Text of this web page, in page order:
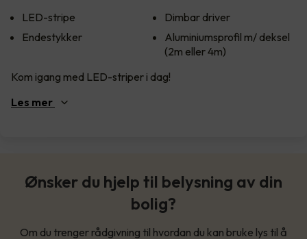
LED-stripe
Endestykker
Dimbar driver
Aluminiumsprofil m/ deksel
(2m eller 4m)
Kom igang med LED-striper i dag!
Les mer
Ønsker du hjelp til belysning av din
bolig?
Om du trenger rådgivning til hvordan du kan bruke lys til å